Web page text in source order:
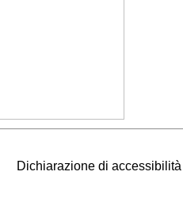
Dichiarazione di